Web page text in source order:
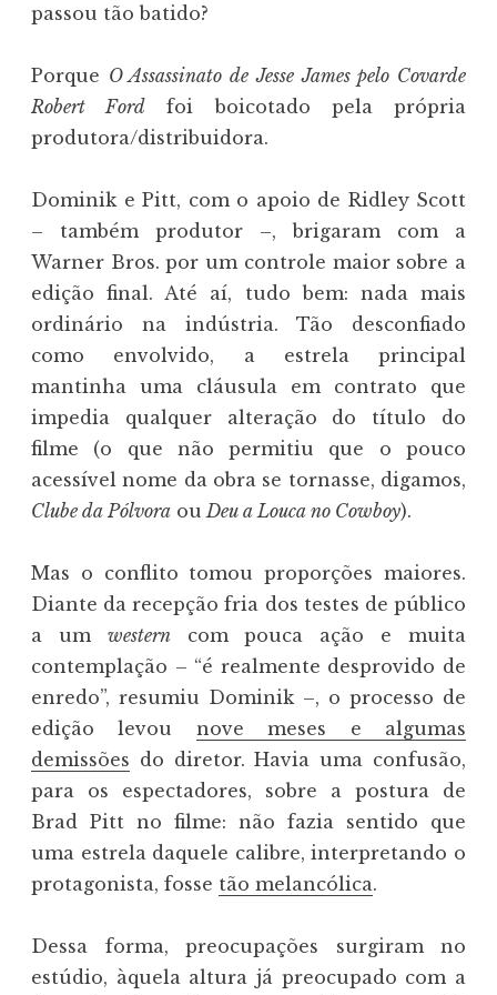
passou tão batido?
Porque O Assassinato de Jesse James pelo Covarde
Robert Ford foi boicotado pela própria
produtora/distribuidora.
Dominik e Pitt, com o apoio de Ridley Scott
– também produtor –, brigaram com a
Warner Bros. por um controle maior sobre a
edição final. Até aí, tudo bem: nada mais
ordinário na indústria. Tão desconfiado
como envolvido, a estrela principal
mantinha uma cláusula em contrato que
impedia qualquer alteração do título do
filme (o que não permitiu que o pouco
acessível nome da obra se tornasse, digamos,
Clube da Pólvora ou Deu a Louca no Cowboy).
Mas o conflito tomou proporções maiores.
Diante da recepção fria dos testes de público
a um westerncom pouca ação e muita
contemplação – “é realmente desprovido de
enredo”, resumiu Dominik –, o processo de
edição levou nove meses e algumas
demissões do diretor. Havia uma confusão,
para os espectadores, sobre a postura de
Brad Pitt no filme: não fazia sentido que
uma estrela daquele calibre, interpretando o
protagonista, fosse tão melancólica.
Dessa forma, preocupações surgiram no
estúdio, àquela altura já preocupado com a